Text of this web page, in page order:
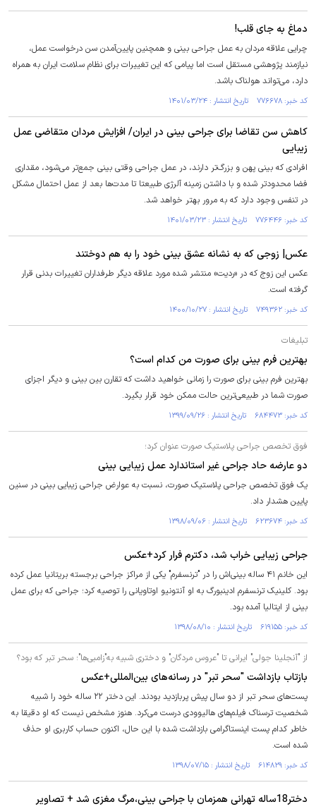
دماغ به جای قلب!
چرایی علاقه مردان به عمل جراحی بینی و همچنین پایین‌آمدن سن درخواست عمل،
نیازمند پژوهشی مستقل است اما پیامی که این تغییرات برای نظام سلامت ایران به همراه
دارد، می‌تواند هولناک باشد.
کد خبر: ۷۷۶۶۷۸ تاریخ انتشار : ۱۴۰۱/۰۳/۲۴
کاهش سن تقاضا برای جراحی بینی در ایران/ افزایش مردان متقاضی عمل
زیبایی
افرادی که بینی پهن و بزرگ‌تر دارند، در عمل جراحی وقتی بینی جمع‌تر می‌شود، مقداری
فضا محدودتر شده و با داشتن زمینه آلرژی طبیعتا تا مدت‌ها بعد از عمل احتمال مشکل
در تنفس وجود دارد که به مرور بهتر خواهد شد.
کد خبر: ۷۷۶۴۴۶ تاریخ انتشار : ۱۴۰۱/۰۳/۲۳
عکس| زوجی که به نشانه عشق بینی خود را به هم دوختند
عکس این زوج که در «ردیت» منتشر شده مورد علاقه دیگر طرفداران تغییرات بدنی قرار
گرفته است.
کد خبر: ۷۴۹۳۶۲ تاریخ انتشار : ۱۴۰۰/۱۰/۲۷
تبلیغات
بهترین فرم بینی برای صورت من کدام است؟
بهترین فرم بینی برای صورت را زمانی خواهید داشت که تقارن بین بینی و دیگر اجزای
صورت شما در طبیعی‌ترین حالت ممکن خود قرار بگیرد.
کد خبر: ۶۸۴۴۷۳ تاریخ انتشار : ۱۳۹۹/۰۹/۲۶
فوق تخصص جراحی پلاستیک صورت عنوان کرد؛
دو عارضه حاد جراحی غیر استاندارد عمل زیبایی بینی
یک فوق تخصص جراحی پلاستیک صورت، نسبت به عوارض جراحی زیبایی بینی در سنین
پایین هشدار داد.
کد خبر: ۶۲۳۶۷۴ تاریخ انتشار : ۱۳۹۸/۰۹/۰۶
جراحی زیبایی خراب شد، دکترم فرار کرد+عکس
این خانم ۴۱ ساله بینی‌اش را در "ترنسفرم" یکی از مراکز جراحی برجسته بریتانیا عمل کرده
بود. کلینیک ترنسفرم ادینبورگ به او آنتونیو اوتاویانی را توصیه کرد؛ جراحی که برای عمل
بینی از ایتالیا آمده بود.
کد خبر: ۶۱۹۱۵۵ تاریخ انتشار : ۱۳۹۸/۰۸/۱۰
از "آنجلینا جولی" ایرانی تا "عروس مردگان" و دختری شبیه به"زامبی‌ها"؛ سحر تبر که بود؟
بازتاب بازداشت "سحر تبر" در رسانه‌های بین‌المللی+عکس
پست‌های سحر تبر از دو سال پیش پربازدید بودند. این دختر ۲۲ ساله خود را شبیه
شخصیت ترسناک فیلم‌های هالیوودی درست می‌کرد. هنوز مشخص نیست که او دقیقا به
خاطر کدام پست اینستاگرامی بازداشت شده با این حال، اکنون حساب کاربری او حذف
شده است.
کد خبر: ۶۱۴۸۲۹ تاریخ انتشار : ۱۳۹۸/۰۷/۱۵
دختر18ساله تهرانی همزمان با جراحی بینی،مرگ مغزی شد + تصاویر